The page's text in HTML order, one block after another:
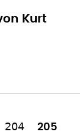
Kurt
Seite
204 205